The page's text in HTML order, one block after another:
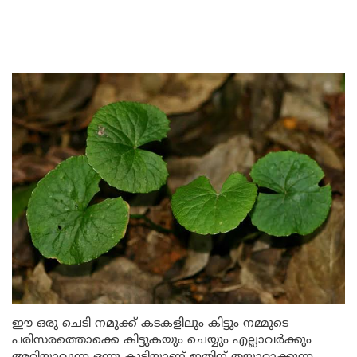
ഈ ഒരു ചെടി നമുക്ക് കടകളിലും കിട്ടും നമ്മുടെ
പരിസരത്തൊക്കെ കിട്ടുകയും ചെയ്യും എല്ലാവർക്കും